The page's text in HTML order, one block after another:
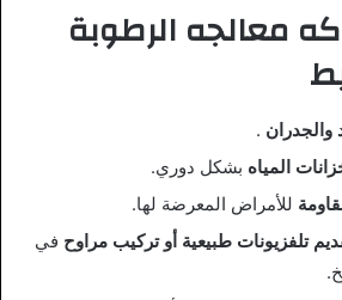
معالجه الرطوبة
والجدران .
المياه بشكل دوري.
للأمراض المعرضة لها.
تلفزيونات طبيعية أو تركيب مراوح في